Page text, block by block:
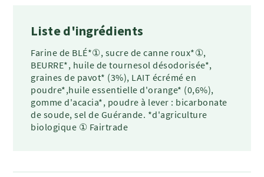
Liste d'ingrédients
Farine de BLÉ*①, sucre de canne roux*①,
BEURRE*, huile de tournesol désodorisée*,
graines de pavot* (3%), LAIT écrémé en
poudre*,huile essentielle d'orange* (0,6%),
gomme d'acacia*, poudre à lever : bicarbonate
de soude, sel de Guérande. *d'agriculture
biologique ① Fairtrade